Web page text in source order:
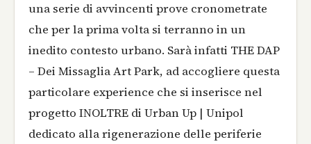
una serie di avvincenti prove cronometrate
che per la prima volta si terranno in un
inedito contesto urbano. Sarà infatti THE DAP
– Dei Missaglia Art Park, ad accogliere questa
particolare experience che si inserisce nel
progetto INOLTRE di Urban Up | Unipol
dedicato alla rigenerazione delle periferie